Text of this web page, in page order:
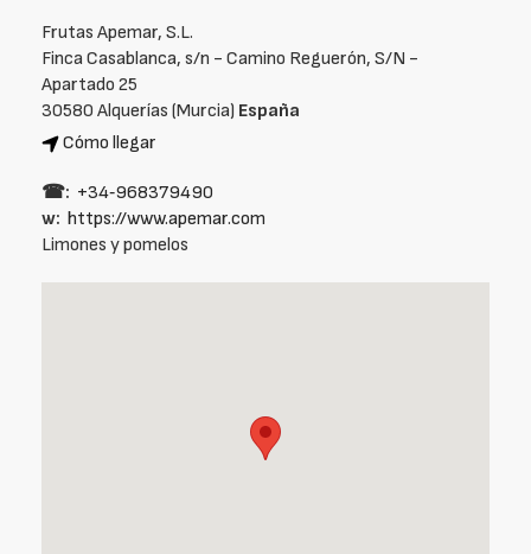
Frutas Apemar, S.L.
Finca Casablanca, s/n - Camino Reguerón, S/N -
Apartado 25
30580 Alquerías (Murcia) España
Cómo llegar
☎: +34‑968379490
w: https://www.apemar.com
Limones y pomelos